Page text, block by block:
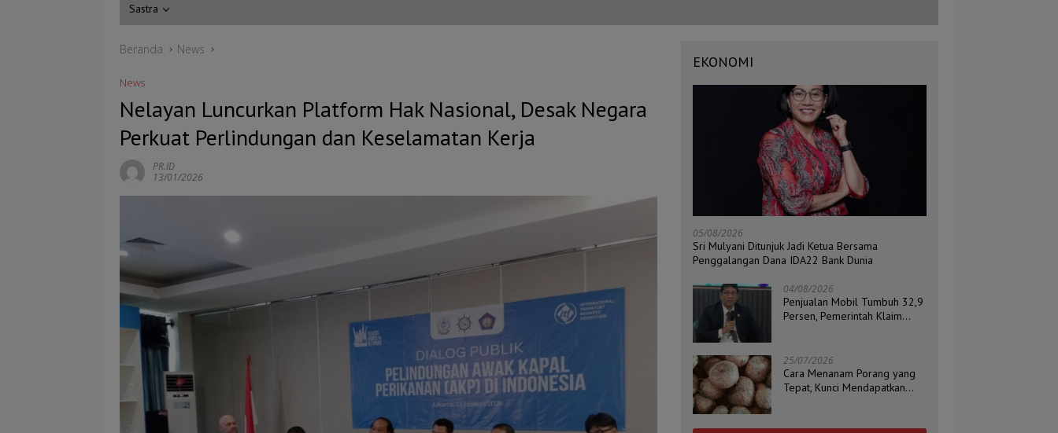
Sastra
Beranda News
News
Nelayan Luncurkan Platform Hak Nasional, Desak Negara
Perkuat Perlindungan dan Keselamatan Kerja
PR.ID
13/01/2026
EKONOMI
05/08/2026
Sri Mulyani Ditunjuk Jadi Ketua Bersama
Penggalangan Dana IDA22 Bank Dunia
04/08/2026
Penjualan Mobil Tumbuh 32,9
Persen, Pemerintah Klaim
25/07/2026
Cara Menanam Porang yang
Tepat, Kunci Mendapatkan